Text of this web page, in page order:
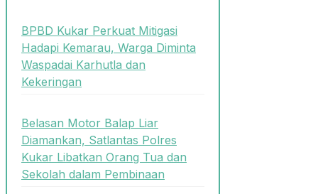
BPBD Kukar Perkuat Mitigasi
Hadapi Kemarau, Warga Diminta
Waspadai Karhutla dan
Kekeringan
Belasan Motor Balap Liar
Diamankan, Satlantas Polres
Kukar Libatkan Orang Tua dan
Sekolah dalam Pembinaan